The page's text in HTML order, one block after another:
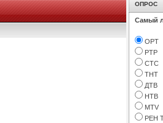
ОПРОС
Самый
ОРТ
РТР
СТС
ТНТ
ДТВ
НТВ
МТV
РЕН